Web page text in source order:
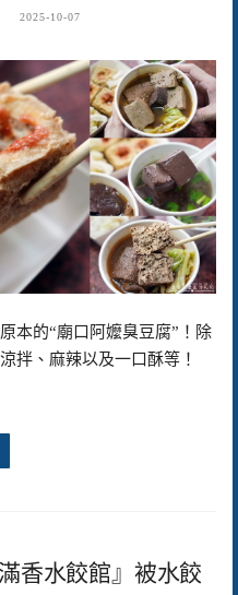
2025-10-07
本的“廟口阿嬤臭豆腐”！除
拌、麻辣以及一口酥等！
香水餃館』被水餃